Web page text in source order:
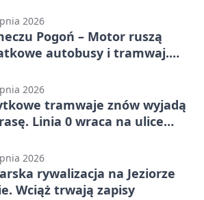
2026
Pogoń – Motor ruszą
autobusy i tramwaj.
2026
tramwaje znów wyjadą
Linia 0 wraca na ulice
2026
rywalizacja na Jeziorze
Wciąż trwają zapisy